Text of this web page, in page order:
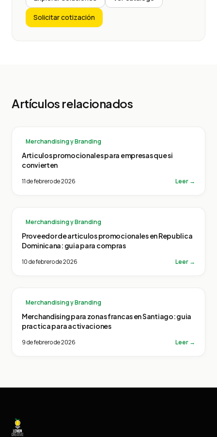
Solicitar cotización
Artículos relacionados
Merchandising y Branding
Articulos promocionales para empresas que si
convierten
11 de febrero de 2026 Leer →
Merchandising y Branding
Proveedor de articulos promocionales en Republica
Dominicana: guia para compras
10 de febrero de 2026 Leer →
Merchandising y Branding
Merchandising para zonas francas en Santiago: guia
practica para activaciones
9 de febrero de 2026 Leer →